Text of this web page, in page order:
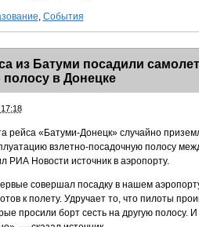
, События
из Батуми посадили
в Донецке
рейса «Батуми-Донецк» случайно
взлетно-посадочную полосу
РИА Новости источник в аэропорту.
совершал посадку в нашем
к полету. Удручает то, что пилоты
просили борт сесть на другую полосу.